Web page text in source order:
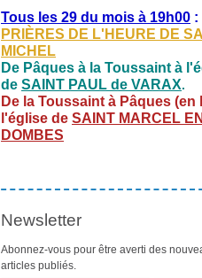
Tous les 29 du mois à 19h00 :
PRIÈRES DE L'HEURE DE
MICHEL
De Pâques à la Toussaint à
de SAINT PAUL de VARAX.
De la Toussaint à Pâques (en
l'église de SAINT MARCEL EN
DOMBES
Newsletter
Abonnez-vous pour être averti des
articles publiés.